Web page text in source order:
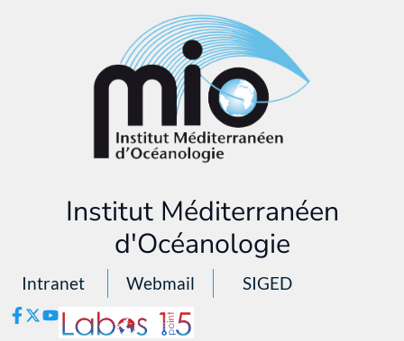
Institut Méditerranéen
d'Océanologie
Intranet Webmail SIGED